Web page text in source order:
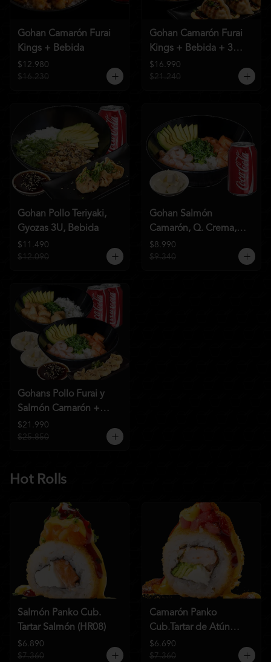
Gohan Camarón Furai
Kings + Bebida
$12.980
$16.230
Gohan Camarón Furai
Kings + Bebida + 3
Unid de Gyozas Nikkei
$16.990
$21.240
Gohan Pollo Teriyaki,
Gyozas 3U, Bebida
$11.490
$12.090
Gohan Salmón
Camarón, Q. Crema,
Bebida
$8.990
$9.340
Gohans Pollo Furai y
Salmón Camarón +
2QC
$21.990
$25.850
Hot Rolls
Salmón Panko Cub.
Tartar Salmón (HR08)
$6.890
$7.360
Camarón Panko
Cub.Tartar de Atún
(HR07)
$6.690
$7.360